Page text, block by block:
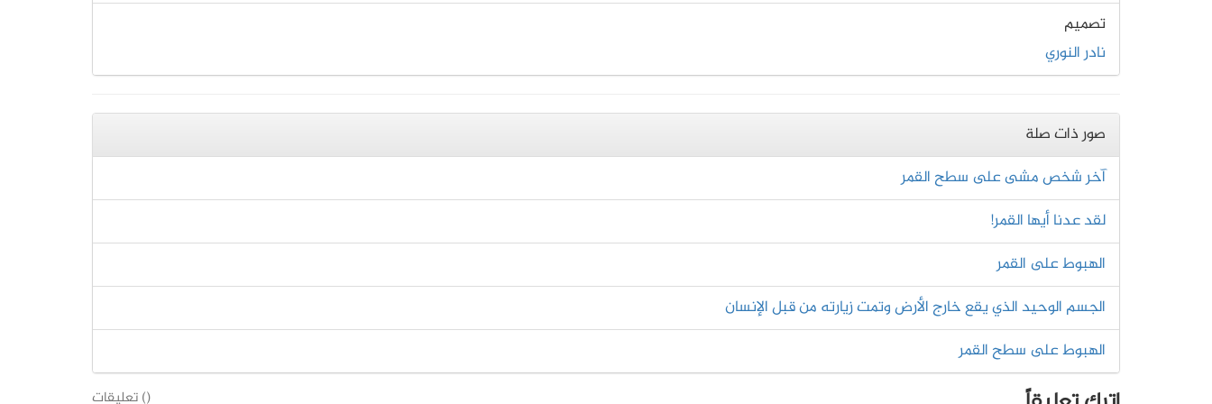
تصميم
نادر النوري
صور ذات صلة
آخر شخص مشى على سطح القمر
لقد عدنا أيها القمر!
الهبوط على القمر
الجسم الوحيد الذي يقع خارج الأرض وتمت زيارته من قبل الإنسان
الهبوط على سطح القمر
() تعليقات